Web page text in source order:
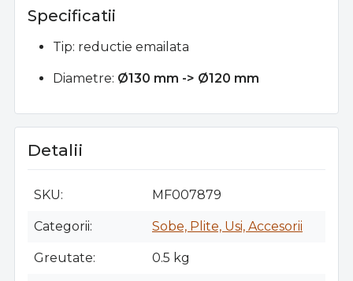
Specificatii
Tip: reductie emailata
Diametre: Ø130 mm -> Ø120 mm
Detalii
SKU MF007879
Categorii Sobe, Plite, Usi, Accesorii
Greutate 0.5 kg